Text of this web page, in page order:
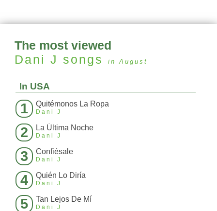
The most viewed
Dani J songs in August
In USA
1 Quitémonos La Ropa
Dani J
2 La Última Noche
Dani J
3 Confiésale
Dani J
4 Quién Lo Diría
Dani J
5 Tan Lejos De Mí
Dani J